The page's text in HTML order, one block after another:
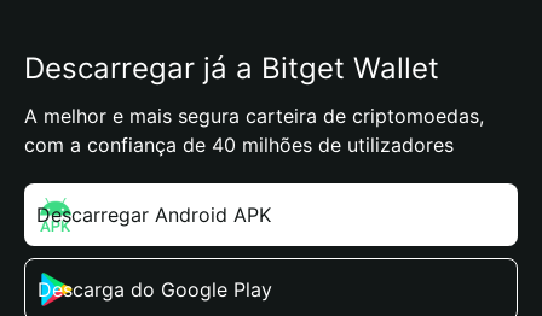
Descarregar já a Bitget Wallet
A melhor e mais segura carteira de criptomoedas,
com a confiança de 40 milhões de utilizadores
Descarregar Android APK
Descarga do Google Play